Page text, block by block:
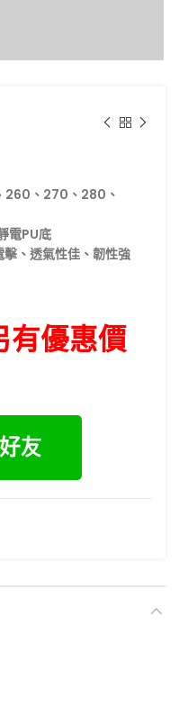
、270、280、
電PU底
、透氣性佳、韌性強
有優惠價